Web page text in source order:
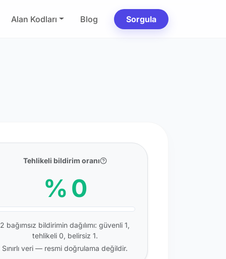
Alan Kodları Blog Sorgula
Tehlikeli bildirim oranı
% 0
2 bağımsız bildirimin dağılımı: güvenli 1,
tehlikeli 0, belirsiz 1.
Sınırlı veri — resmi doğrulama değildir.